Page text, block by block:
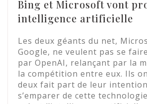
Bing et Microsoft vont
intelligence artificielle
Les deux géants du net,
Google, ne veulent pas se
par OpenAI, relançant par la
la compétition entre eux. Ils
deux fait part de leur
s’emparer de cette